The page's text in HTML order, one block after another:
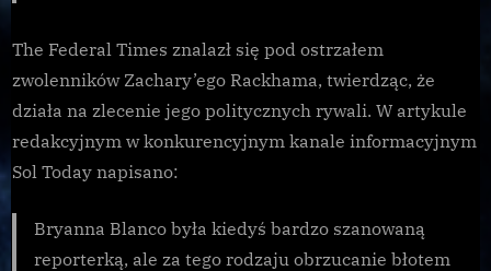
The Federal Times znalazł się pod ostrzałem
zwolenników Zachary’ego Rackhama, twierdząc, że
działa na zlecenie jego politycznych rywali. W artykule
redakcyjnym w konkurencyjnym kanale informacyjnym
Sol Today napisano:
Bryanna Blanco była kiedyś bardzo szanowaną
reporterką, ale za tego rodzaju obrzucanie błotem